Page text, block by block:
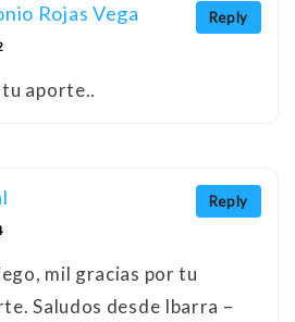
Reply
Rojas Vega
aporte..
Reply
mil gracias por tu
Saludos desde Ibarra –